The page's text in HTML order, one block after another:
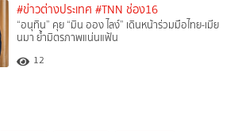
#ข่าวต่างประเทศ #TNN ช่อง16
“อนุทิน” คุย “มิน ออง ไลง์” เดินหน้าร่วมมือไทย-เมีย
นมา ย้ำมิตรภาพแน่นแฟ้น
12